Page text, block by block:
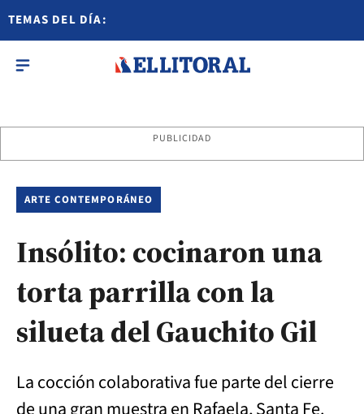
TEMAS DEL DÍA:
PUBLICIDAD
ARTE CONTEMPORÁNEO
Insólito: cocinaron una
torta parrilla con la
silueta del Gauchito Gil
La cocción colaborativa fue parte del cierre